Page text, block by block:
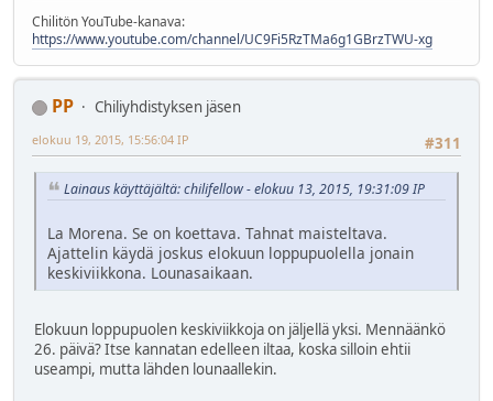
Chilitön YouTube-kanava:
https://www.youtube.com/channel/UC9Fi5RzTMa6g1GBrzTWU-xg
PP
Chiliyhdistyksen jäsen
#311
elokuu 19, 2015, 15:56:04 IP
Lainaus käyttäjältä: chilifellow - elokuu 13, 2015, 19:31:09 IP
La Morena. Se on koettava. Tahnat maisteltava.
Ajattelin käydä joskus elokuun loppupuolella jonain
keskiviikkona. Lounasaikaan.
Elokuun loppupuolen keskiviikkoja on jäljellä yksi. Mennäänkö
26. päivä? Itse kannatan edelleen iltaa, koska silloin ehtii
useampi, mutta lähden lounaallekin.